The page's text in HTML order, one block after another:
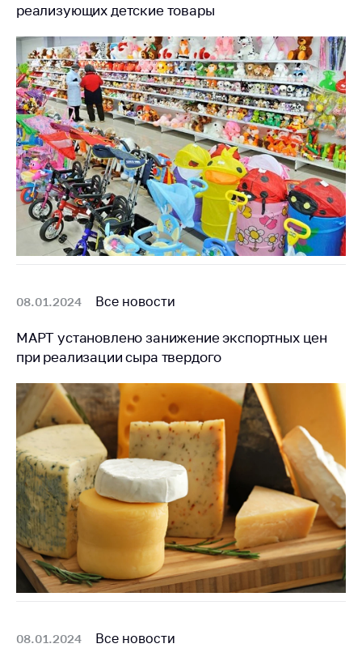
реализующих детские товары
08.01.2024 Все новости
МАРТ установлено занижение экспортных цен
при реализации сыра твердого
08.01.2024 Все новости